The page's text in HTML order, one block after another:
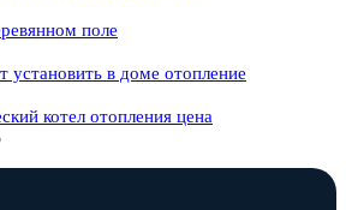
поле
установить в доме отопление
котел отопления цена